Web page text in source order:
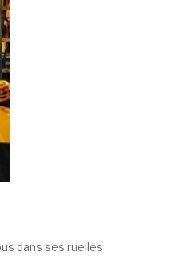
dans ses ruelles